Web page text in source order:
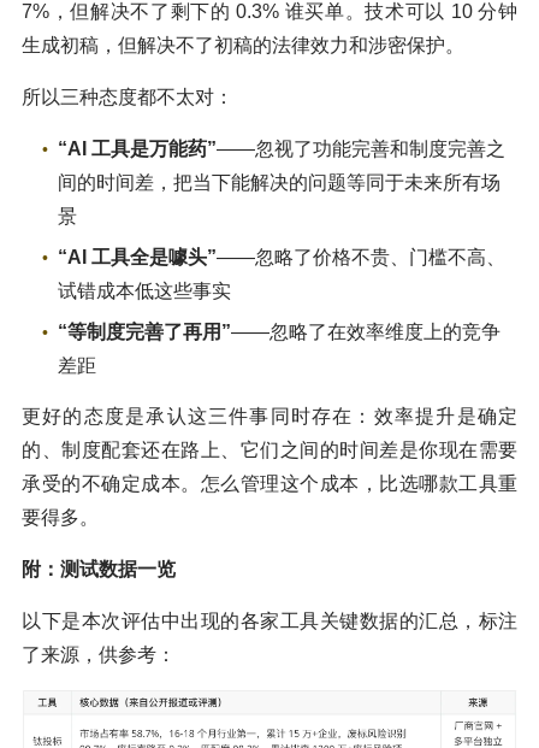
7%，但解决不了剩下的 0.3% 谁买单。技术可以 10 分钟
生成初稿，但解决不了初稿的法律效力和涉密保护。
所以三种态度都不太对：
“AI 工具是万能药”——忽视了功能完善和制度完善之
间的时间差，把当下能解决的问题等同于未来所有场
景
“AI 工具全是噱头”——忽略了价格不贵、门槛不高、
试错成本低这些事实
“等制度完善了再用”——忽略了在效率维度上的竞争
差距
更好的态度是承认这三件事同时存在：效率提升是确定
的、制度配套还在路上、它们之间的时间差是你现在需要
承受的不确定成本。怎么管理这个成本，比选哪款工具重
要得多。
附：测试数据一览
以下是本次评估中出现的各家工具关键数据的汇总，标注
了来源，供参考：